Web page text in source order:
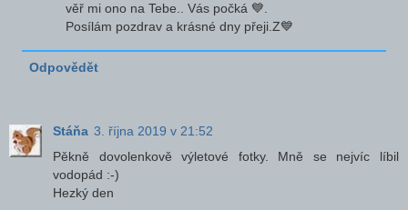
věř mi ono na Tebe.. Vás počká 💙.
Posílám pozdrav a krásné dny přeji.Z💙
Odpovědět
Stáňa 3. října 2019 v 21:52
Pěkně dovolenkově výletové fotky. Mně se nejvíc líbil
vodopád :-)
Hezký den